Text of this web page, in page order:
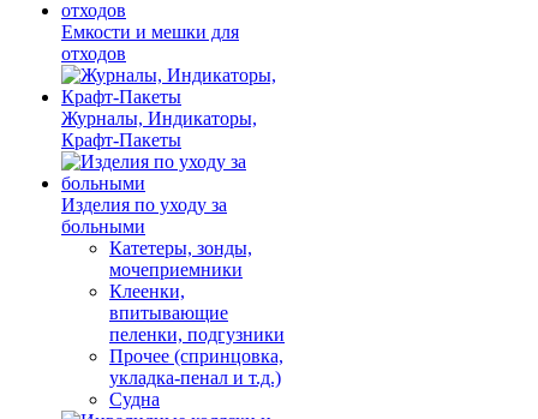
Емкости и мешки для
отходов
Журналы, Индикаторы,
Крафт-Пакеты
Изделия по уходу за
больными
Катетеры, зонды,
мочеприемники
Клеенки,
впитывающие
пеленки, подгузники
Прочее (спринцовка,
укладка-пенал и т.д.)
Судна